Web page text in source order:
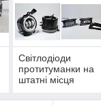
Світлодіоди
протитуманки на
штатні місця